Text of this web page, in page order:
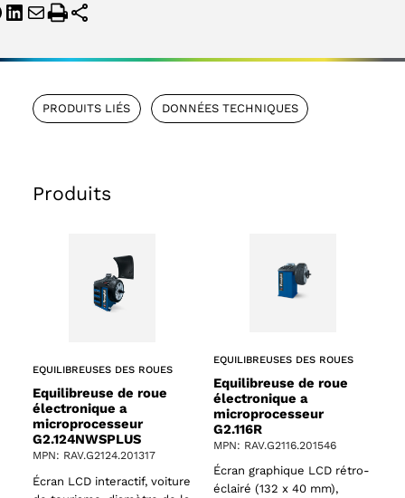
PRODUITS LIÉS DONNÉES TECHNIQUES
Produits
EQUILIBREUSES DES ROUES
Equilibreuse de roue
électronique a
microprocesseur
G2.124NWSPLUS
MPN: RAV.G2124.201317
Écran LCD interactif, voiture
EQUILIBREUSES DES ROUES
Equilibreuse de roue
électronique a
microprocesseur
G2.116R
MPN: RAV.G2116.201546
Écran graphique LCD rétro-
éclairé (132 x 40 mm),